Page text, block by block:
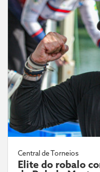
Central de Torneios
Elite do robalo